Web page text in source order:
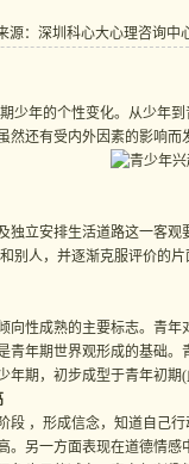
源：深圳科心大心理咨询中
个性变化。从少年到青
还有受内外因素的影响而
立安排生活道路这一客观
别人，并逐渐克服评价的
性成熟的主要标志。青年
青年期世界观形成的基础
期，初步成型于青年初期
，形成信念，知道自己行
。另一方面表现在道德情